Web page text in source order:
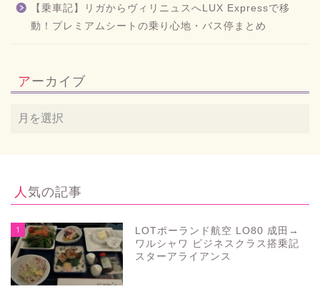
【乗車記】リガからヴィリニュスへLUX Expressで移
動！プレミアムシートの乗り心地・バス停まとめ
アーカイブ
人気の記事
1
LOTポーランド航空 LO80 成田→
ワルシャワ ビジネスクラス搭乗記
スターアライアンス
プライバシーポリシー
スペイン